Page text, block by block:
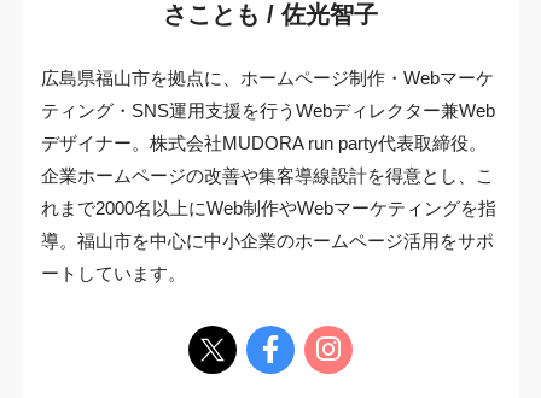
さことも / 佐光智子
広島県福山市を拠点に、ホームページ制作・Webマーケ
ティング・SNS運用支援を行うWebディレクター兼Web
デザイナー。株式会社MUDORA run party代表取締役。
企業ホームページの改善や集客導線設計を得意とし、こ
れまで2000名以上にWeb制作やWebマーケティングを指
導。福山市を中心に中小企業のホームページ活用をサポ
ートしています。